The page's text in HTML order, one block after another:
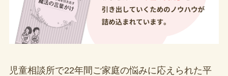
児童相談所で22年間ご家庭の悩みに応えられた平